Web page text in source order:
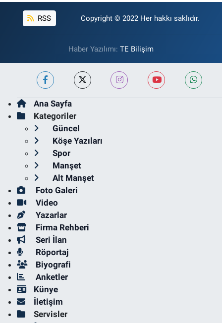
RSS Copyright © 2022 Her hakkı saklıdır.
Haber Yazılımı: TE Bilişim
Ana Sayfa
Kategoriler
Güncel
Köşe Yazıları
Spor
Manşet
Alt Manşet
Foto Galeri
Video
Yazarlar
Firma Rehberi
Seri İlan
Röportaj
Biyografi
Anketler
Künye
İletişim
Servisler